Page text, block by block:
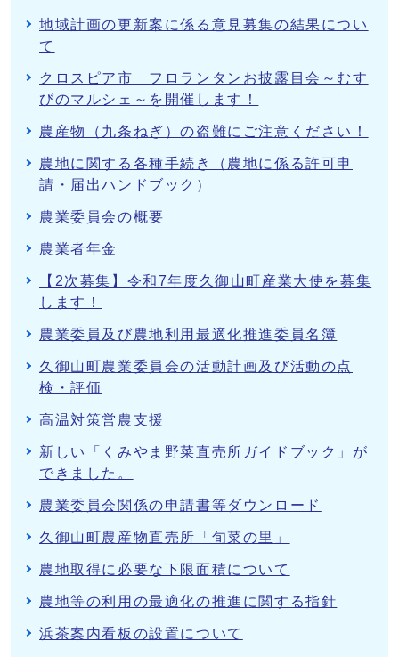
地域計画の更新案に係る意見募集の結果につい
て
クロスピア市 フロランタンお披露目会～むす
びのマルシェ～を開催します！
農産物（九条ねぎ）の盗難にご注意ください！
農地に関する各種手続き（農地に係る許可申
請・届出ハンドブック）
農業委員会の概要
農業者年金
【2次募集】令和7年度久御山町産業大使を募集
します！
農業委員及び農地利用最適化推進委員名簿
久御山町農業委員会の活動計画及び活動の点
検・評価
高温対策営農支援
新しい「くみやま野菜直売所ガイドブック」が
できました。
農業委員会関係の申請書等ダウンロード
久御山町農産物直売所「旬菜の里」
農地取得に必要な下限面積について
農地等の利用の最適化の推進に関する指針
浜茶案内看板の設置について